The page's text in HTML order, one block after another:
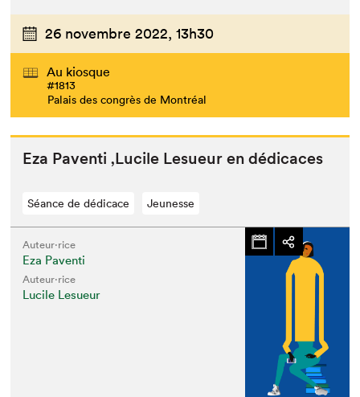
26 novembre 2022, 13h30
Au kiosque
#1813
Palais des congrès de Montréal
Eza Paven­ti‚Lucile Lesueur en dédicaces
Séance de dédicace Jeunesse
Auteur·rice
Eza Paventi
Auteur·rice
Lucile Lesueur